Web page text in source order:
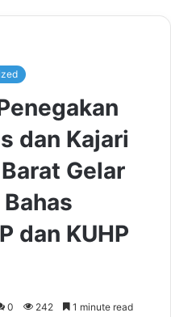
dan Kajari
Gelar
dan KUHP
0 242 1 minute read